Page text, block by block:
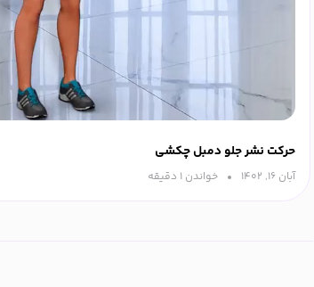
حرکت نشر جلو دمبل چکشی
آبان ۱۶, ۱۴۰۲ خواندن ۱ دقیقه‌